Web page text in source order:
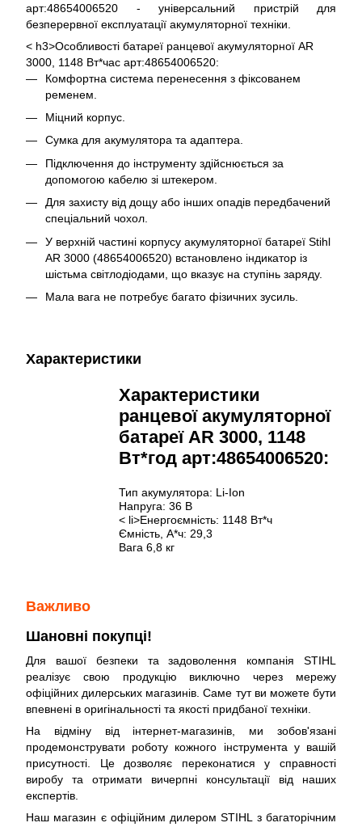
арт:48654006520 - універсальний пристрій для
безперервної експлуатації акумуляторної техніки.
< h3>Особливості батареї ранцевої акумуляторної AR
3000, 1148 Вт*час арт:48654006520:
Комфортна система перенесення з фіксованем
ременем.
Міцний корпус.
Сумка для акумулятора та адаптера.
Підключення до інструменту здійснюється за
допомогою кабелю зі штекером.
Для захисту від дощу або інших опадів передбачений
спеціальний чохол.
У верхній частині корпусу акумуляторної батареї Stihl
AR 3000 (48654006520) встановлено індикатор із
шістьма світлодіодами, що вказує на ступінь заряду.
Мала вага не потребує багато фізичних зусиль.
Характеристики
Характеристики
ранцевої акумуляторної
батареї AR 3000, 1148
Вт*год арт:48654006520:
Тип акумулятора: Li-Ion
Напруга: 36 В
< li>Енергоємність: 1148 Вт*ч
Ємність, А*ч: 29,3
Вага 6,8 кг
Важливо
Шановні покупці!
Для вашої безпеки та задоволення компанія STIHL
реалізує свою продукцію виключно через мережу
офіційних дилерських магазинів. Саме тут ви можете бути
впевнені в оригінальності та якості придбаної техніки.
На відміну від інтернет-магазинів, ми зобов'язані
продемонструвати роботу кожного інструмента у вашій
присутності. Це дозволяє переконатися у справності
виробу та отримати вичерпні консультації від наших
експертів.
Наш магазин є офіційним дилером STIHL з багаторічним